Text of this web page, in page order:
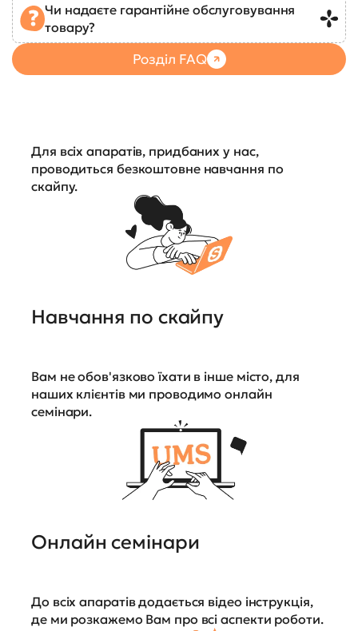
Чи надаєте гарантійне обслуговування
товару?
Розділ FAQ
Для всіх апаратів, придбаних у нас,
проводиться безкоштовне навчання по
скайпу.
Навчання по скайпу
Вам не обов'язково їхати в інше місто, для
наших клієнтів ми проводимо онлайн
семінари.
Онлайн семінари
До всіх апаратів додається відео інструкція,
де ми розкажемо Вам про всі аспекти роботи.